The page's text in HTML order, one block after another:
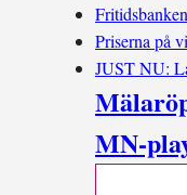
Priserna på
JUST NU:
MN-